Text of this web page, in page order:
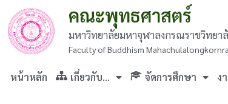
คณะพุทธศาสตร์
มหาวิทยาลัยมหาจุฬาลงกรณราชวิทยา
Faculty of Buddhism
หน้าหลัก เกี่ยวกับ… จัดการศึกษา ง